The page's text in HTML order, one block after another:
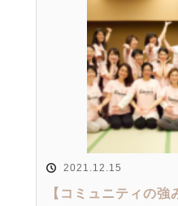
2021.12.15
【コミュニティの